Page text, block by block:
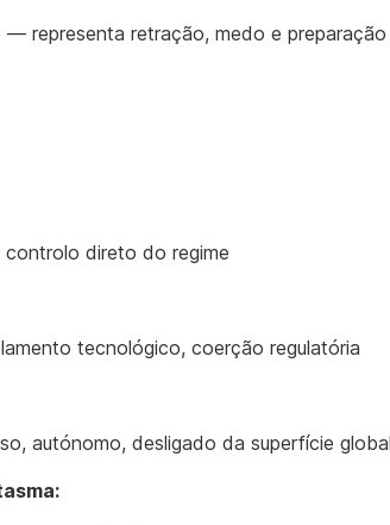
representa retração, medo e preparação
direto do regime
tecnológico, coerção regulatória
autónomo, desligado da superfície global